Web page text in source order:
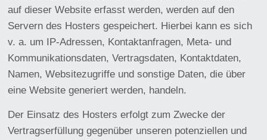
auf dieser Website erfasst werden, werden auf den
Servern des Hosters gespeichert. Hierbei kann es sich
v. a. um IP-Adressen, Kontaktanfragen, Meta- und
Kommunikationsdaten, Vertragsdaten, Kontaktdaten,
Namen, Websitezugriffe und sonstige Daten, die über
eine Website generiert werden, handeln.
Der Einsatz des Hosters erfolgt zum Zwecke der
Vertragserfüllung gegenüber unseren potenziellen und